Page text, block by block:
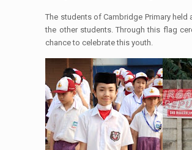
The students of Cambridge Primary
the other students. Through this flag
chance to celebrate this youth.